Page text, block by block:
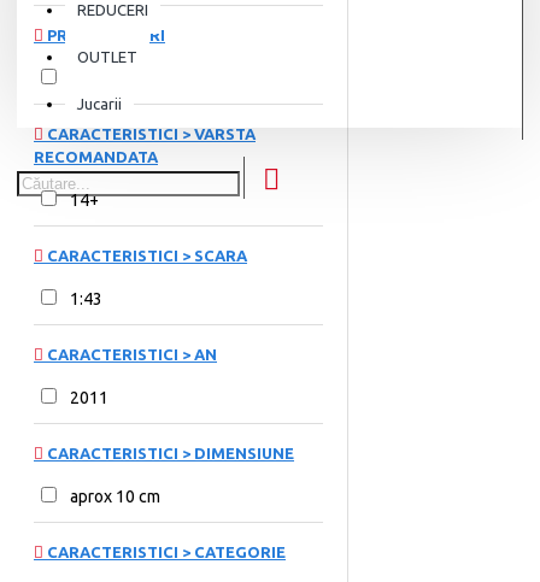
REDUCERI
OUTLET
Jucarii
PRODUCĂTORI
CARACTERISTICI > VARSTA
RECOMANDATA
14+
CARACTERISTICI > SCARA
1:43
CARACTERISTICI > AN
2011
CARACTERISTICI > DIMENSIUNE
aprox 10 cm
CARACTERISTICI > CATEGORIE